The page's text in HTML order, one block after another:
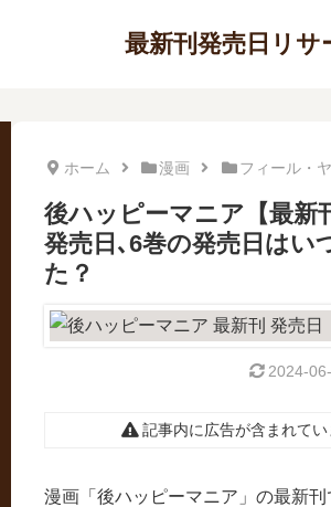
最新刊発売日リサ
ホーム 漫画 フィール・
後ハッピーマニア【最新
発売日､6巻の発売日はい
た？
2024-
記事内に広告が含まれてい
漫画「後ハッピーマニア」の最新